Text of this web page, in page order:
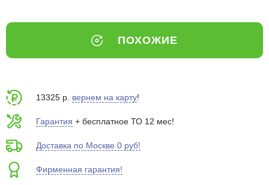
ПОХОЖИЕ
13325 р. вернем на карту!
Гарантия + бесплатное ТО 12 мес!
Доставка по Москве 0 руб!
Фирменная гарантия!
выбранный способом
Оставшиеся75% будут
Подробнее